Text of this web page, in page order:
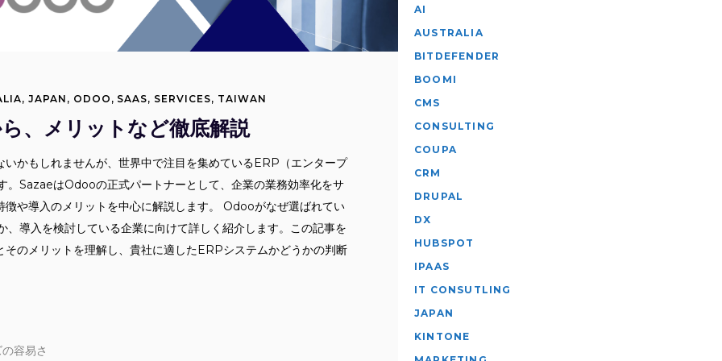
, JAPAN , ODOO , SAAS, SERVICES, TAIWAN
、メリットなど徹底解説
かもしれませんが、世界中で注目を集めているERP（エンタープ
。SazaeはOdooの正式パートナーとして、企業の業務効率化をサ
や導入のメリットを中心に解説します。 Odooがなぜ選ばれてい
、導入を検討している企業に向けて詳しく紹介します。この記事を
のメリットを理解し、貴社に適したERPシステムかどうかの判断
容易さ
AI
AUSTRALIA
BITDEFENDER
BOOMI
CMS
CONSULTING
COUPA
CRM
DRUPAL
DX
HUBSPOT
IPAAS
IT CONSUTLING
JAPAN
KINTONE